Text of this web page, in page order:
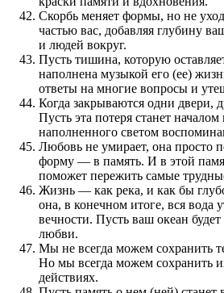
Скорбь меняет формы, но не
частью вас, добавляя глубину
и людей вокруг.
Пусть тишина, которую
наполнена музыкой его (ее)
ответы на многие вопросы и
Когда закрываются одни двери,
Пусть эта потеря станет
наполненного светом
Любовь не умирает, она просто
форму — в память. И в этой
поможет пережить самые
Жизнь — как река, и как бы
она, в конечном итоге, вся вода
вечности. Пусть ваш океан
любви.
Мы не всегда можем сохранить
Но мы всегда можем сохранить
действиях.